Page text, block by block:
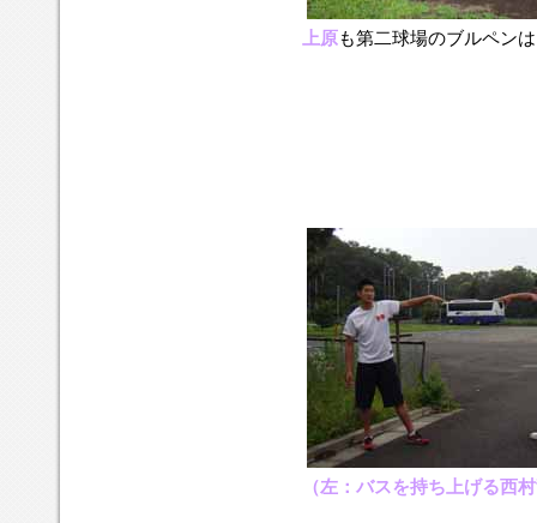
上原も第二球場のブルペン
（左：バスを持ち上げる